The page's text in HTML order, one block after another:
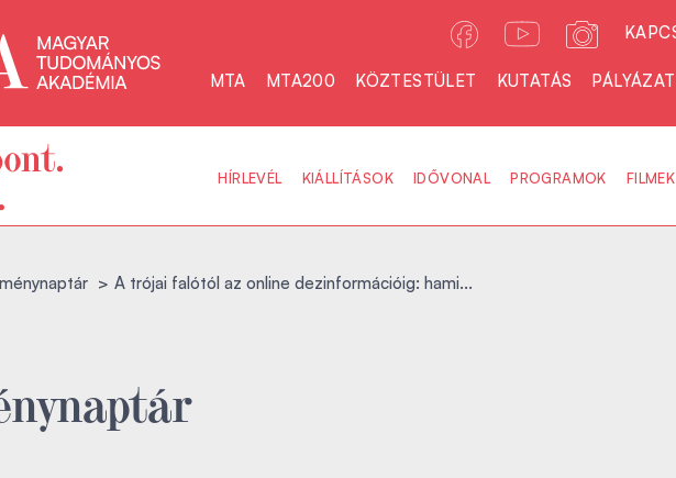
MTA MTA200 KÖZTESTÜLET KUTATÁS
HÍRLEVÉL KIÁLLÍTÁSOK IDŐVONAL PROGRAMOK FILMEK
A trójai falótól az online dezinformációig: hami...